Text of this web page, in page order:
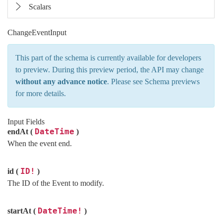
Scalars
ChangeEventInput
This part of the schema is currently available for developers
to preview. During this preview period, the API may change
without any advance notice. Please see Schema previews
for more details.
Input Fields
endAt ( DateTime )
When the event end.
id ( ID! )
The ID of the Event to modify.
startAt ( DateTime! )